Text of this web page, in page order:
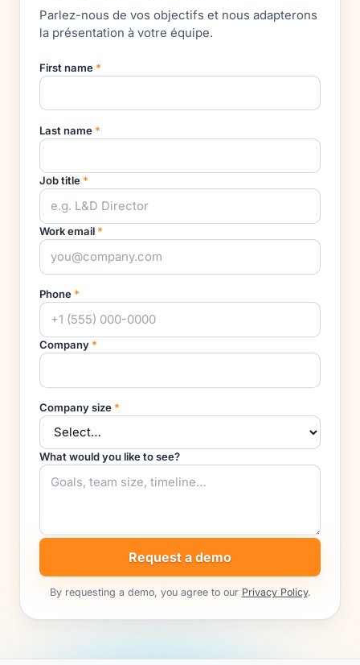
Parlez-nous de vos objectifs et nous adapterons
la présentation à votre équipe.
First name *
Last name *
Job title *
Work email *
Phone *
Company *
Company size *
What would you like to see?
Request a demo
By requesting a demo, you agree to our Privacy Policy.